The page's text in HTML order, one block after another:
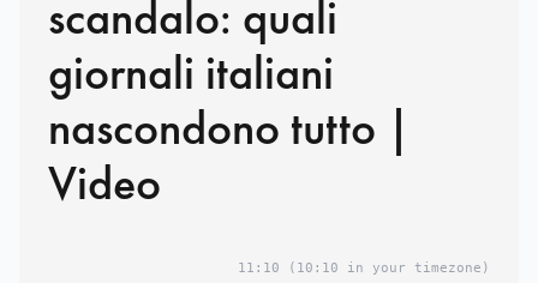
scandalo: quali
giornali italiani
nascondono tutto |
Video
11:10 (10:10 in your timezone)